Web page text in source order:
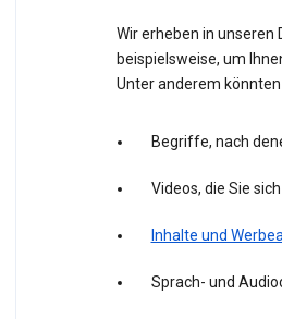
Wir erheben in unseren
beispielsweise, um
Unter anderem
Begriffe, nach
Videos, die Sie
Inhalte und
Sprach- und